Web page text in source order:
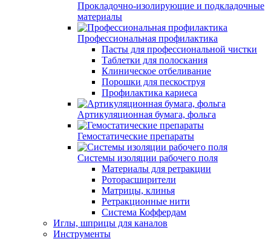
Прокладочно-изолирующие и подкладочные
материалы
Профессиональная профилактика
Пасты для профессиональной чистки
Таблетки для полоскания
Клиническое отбеливание
Порошки для пескоструя
Профилактика кариеса
Артикуляционная бумага, фольга
Гемостатические препараты
Системы изоляции рабочего поля
Материалы для ретракции
Роторасширители
Матрицы, клинья
Ретракционные нити
Система Коффердам
Иглы, шприцы для каналов
Инструменты